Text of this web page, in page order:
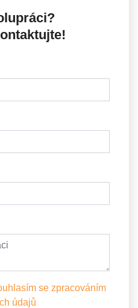
se zpracováním
údajů